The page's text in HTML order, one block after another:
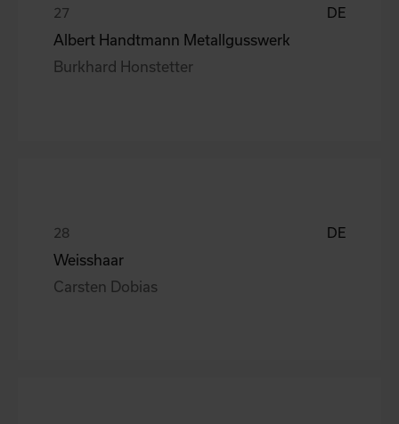
DE
Albert Handtmann Metallgusswerk
Burkhard Honstetter
DE
Weisshaar
Carsten Dobias